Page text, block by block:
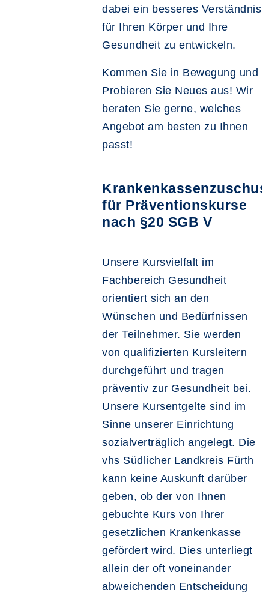
dabei ein besseres Verständnis
für Ihren Körper und Ihre
Gesundheit zu entwickeln.
Kommen Sie in Bewegung und
Probieren Sie Neues aus! Wir
beraten Sie gerne, welches
Angebot am besten zu Ihnen
passt!
für Präventionskurse
nach §20 SGB V
Unsere Kursvielfalt im
Fachbereich Gesundheit
orientiert sich an den
Wünschen und Bedürfnissen
der Teilnehmer. Sie werden
von qualifizierten Kursleitern
durchgeführt und tragen
präventiv zur Gesundheit bei.
Unsere Kursentgelte sind im
Sinne unserer Einrichtung
sozialverträglich angelegt. Die
vhs Südlicher Landkreis Fürth
kann keine Auskunft darüber
geben, ob der von Ihnen
gebuchte Kurs von Ihrer
gesetzlichen Krankenkasse
gefördert wird. Dies unterliegt
allein der oft voneinander
abweichenden Entscheidung